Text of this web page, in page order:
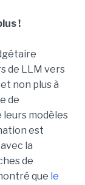
!
de LLM vers
non plus à
de
modèles
est
la
de
que le